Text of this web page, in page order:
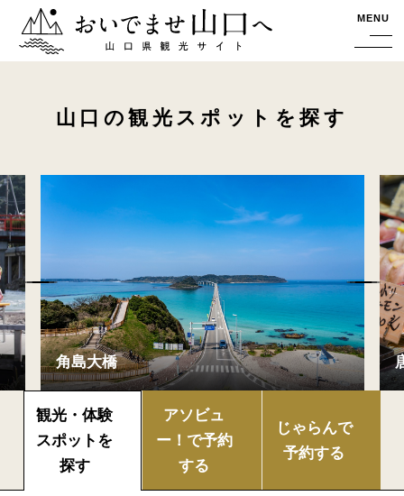
おいでませ山口へー山口県観光サイト MENU
山口の観光スポットを探す
観光・体験
スポットを
探す
アソビュ
ー！で予約
する
じゃらんで
予約する